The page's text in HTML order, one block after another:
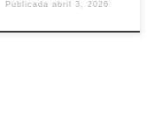
Publicadaabril 3, 2026